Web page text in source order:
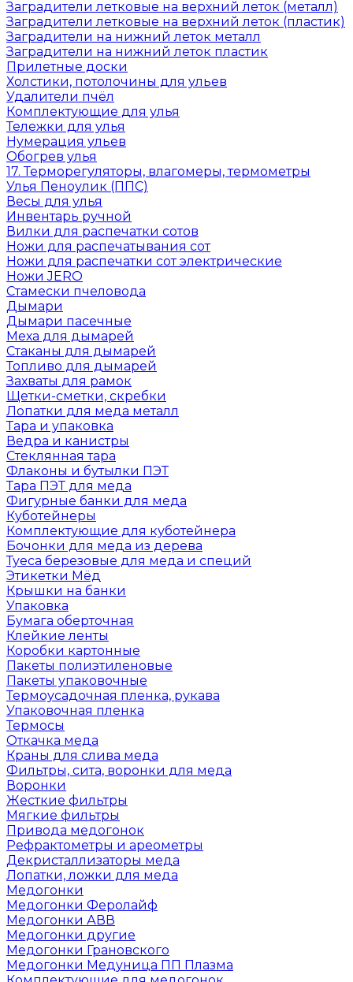
Заградители летковые на верхний леток (металл)
Заградители летковые на верхний леток (пластик)
Заградители на нижний леток металл
Заградители на нижний леток пластик
Прилетные доски
Холстики, потолочины для ульев
Удалители пчёл
Комплектующие для улья
Тележки для улья
Нумерация ульев
Обогрев улья
17. Терморегуляторы, влагомеры, термометры
Улья Пеноулик (ППС)
Весы для улья
Инвентарь ручной
Вилки для распечатки сотов
Ножи для распечатывания сот
Ножи для распечатки сот электрические
Ножи JERO
Стамески пчеловода
Дымари
Дымари пасечные
Меха для дымарей
Стаканы для дымарей
Топливо для дымарей
Захваты для рамок
Щетки-сметки, скребки
Лопатки для меда металл
Тара и упаковка
Ведра и канистры
Стеклянная тара
Флаконы и бутылки ПЭТ
Тара ПЭТ для меда
Фигурные банки для меда
Куботейнеры
Комплектующие для куботейнера
Бочонки для меда из дерева
Туеса березовые для меда и специй
Этикетки Мёд
Крышки на банки
Упаковка
Бумага оберточная
Клейкие ленты
Коробки картонные
Пакеты полиэтиленовые
Пакеты упаковочные
Термоусадочная пленка, рукава
Упаковочная пленка
Термосы
Откачка меда
Краны для слива меда
Фильтры, сита, воронки для меда
Воронки
Жесткие фильтры
Мягкие фильтры
Привода медогонок
Рефрактометры и ареометры
Декристаллизаторы меда
Лопатки, ложки для меда
Медогонки
Медогонки Феролайф
Медогонки АВВ
Медогонки другие
Медогонки Грановского
Медогонки Медуница ПП Плазма